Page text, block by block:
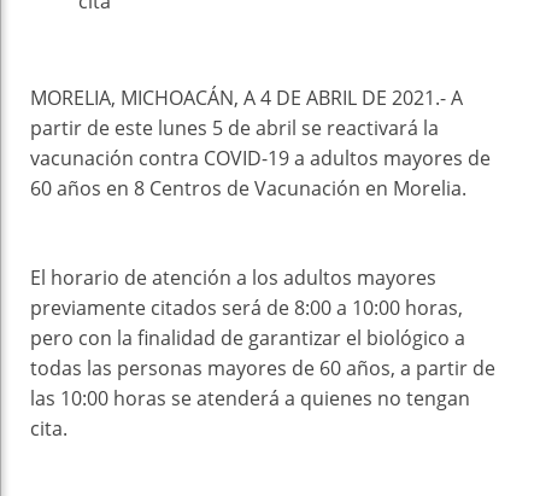
MORELIA, MICHOACÁN, A 4 DE ABRIL DE 2021.- A
partir de este lunes 5 de abril se reactivará la
vacunación contra COVID-19 a adultos mayores de
60 años en 8 Centros de Vacunación en Morelia.
El horario de atención a los adultos mayores
previamente citados será de 8:00 a 10:00 horas,
pero con la finalidad de garantizar el biológico a
todas las personas mayores de 60 años, a partir de
las 10:00 horas se atenderá a quienes no tengan
cita.